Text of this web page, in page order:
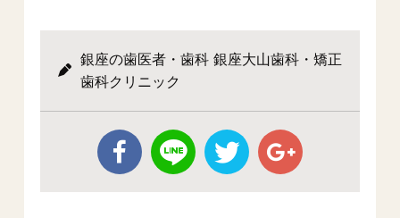
銀座の歯医者・歯科 銀座大山歯科・矯正
歯科クリニック